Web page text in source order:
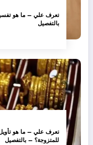
تعرف علي – ما هو
بالتفصيل
تعرف علي – ما هو
للمتزوجة؟ – بالتفصيل